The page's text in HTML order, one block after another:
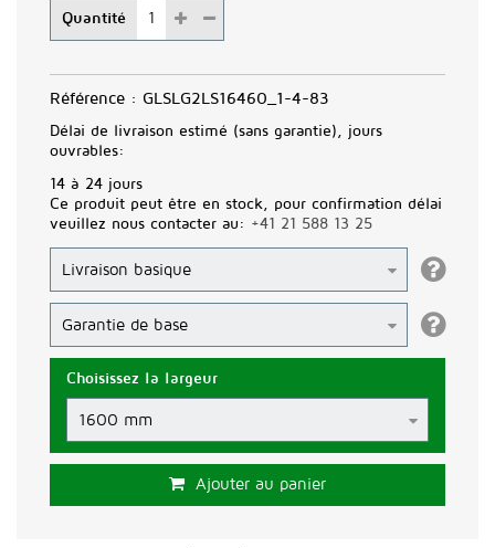
Quantité
Référence : GLSLG2LS16460_1-4-83
Délai de livraison estimé (sans garantie), jours
ouvrables:
14 à 24 jours
Ce produit peut être en stock, pour confirmation délai
veuillez nous contacter au: +41 21 588 13 25
Choisissez la largeur
Ajouter au panier